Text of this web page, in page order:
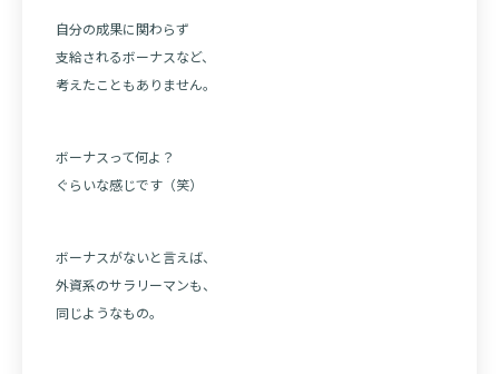
自分の成果に関わらず
支給されるボーナスなど、
考えたこともありません。
ボーナスって何よ？
ぐらいな感じです（笑）
ボーナスがないと言えば、
外資系のサラリーマンも、
同じようなもの。